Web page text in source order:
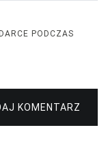
PODCZAS
KOMENTARZ